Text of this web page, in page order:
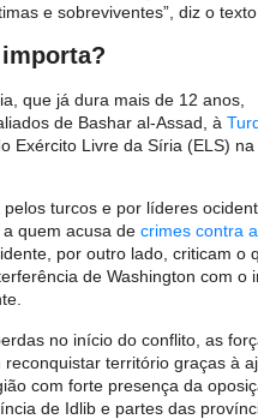
e sobreviventes”, diz o texto.
que já dura mais de 12 anos,
aliados de Bashar al-Assad, à
Exército Livre da Síria (ELS)
turcos e por líderes
quem acusa de crimes contra
por outro lado, criticam o
de Washington com o
no início do conflito, as
reconquistar território graças à
com forte presença da
de Idlib e partes das